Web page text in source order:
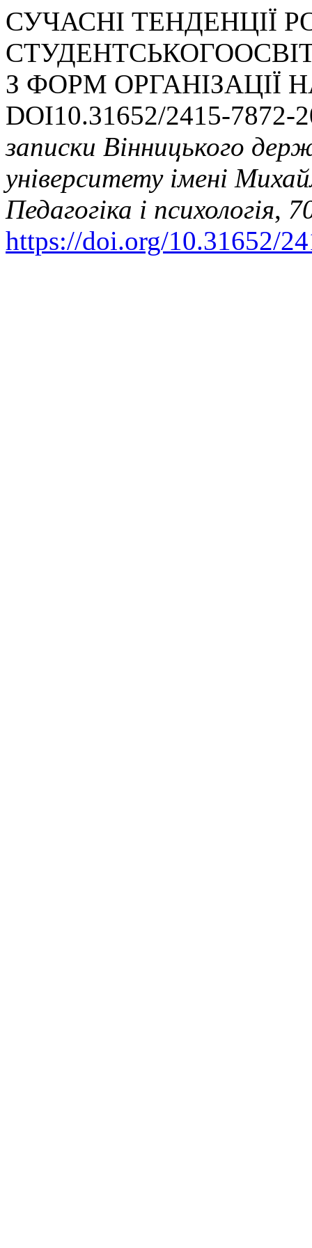
СУЧАСНІ ТЕНДЕНЦІЇ
З ФОРМ ОРГАНІЗАЦІЇ
DOI10.31652/2415-7872-
записки Вінницького
університету імені
Педагогіка і психологія,
https://doi.org/10.31652/